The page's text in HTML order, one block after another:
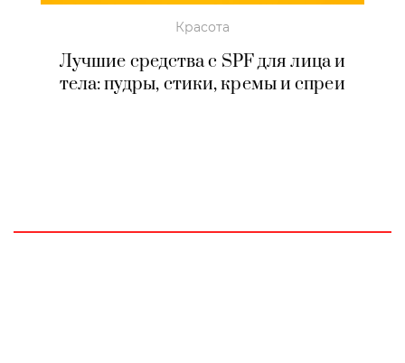
Красота
Лучшие средства с SPF для лица и
тела: пудры, стики, кремы и спреи